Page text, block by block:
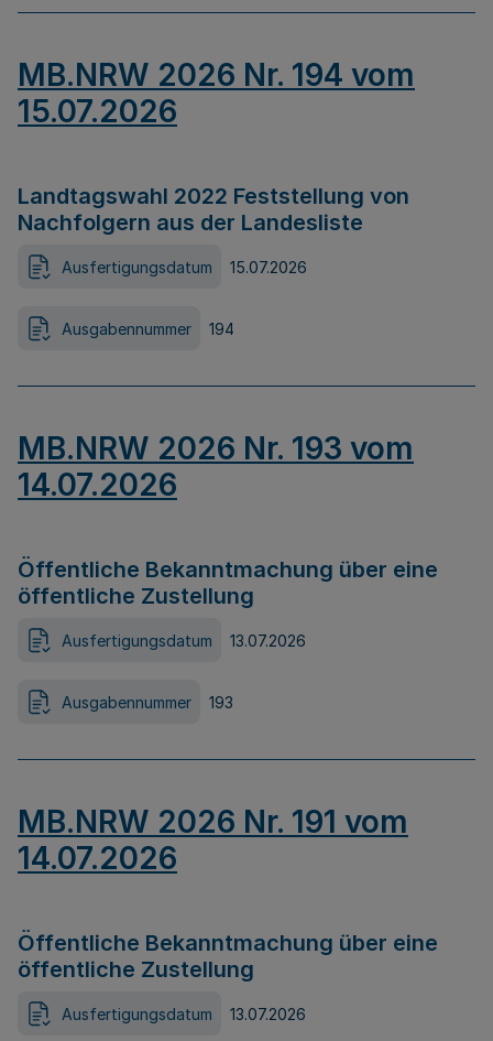
MB.NRW 2026 Nr. 194 vom
15.07.2026
Landtagswahl 2022 Feststellung von
Nachfolgern aus der Landesliste
Ausfertigungsdatum 15.07.2026
Ausgabennummer 194
MB.NRW 2026 Nr. 193 vom
14.07.2026
Öffentliche Bekanntmachung über eine
öffentliche Zustellung
Ausfertigungsdatum 13.07.2026
Ausgabennummer 193
MB.NRW 2026 Nr. 191 vom
14.07.2026
Öffentliche Bekanntmachung über eine
öffentliche Zustellung
Ausfertigungsdatum 13.07.2026